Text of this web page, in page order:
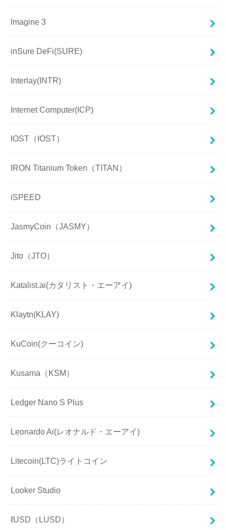
Imagine 3
inSure DeFi(SURE)
Interlay(INTR)
Internet Computer(ICP)
IOST（IOST）
IRON Titanium Token（TITAN）
iSPEED
JasmyCoin（JASMY）
Jito（JTO）
Katalist.ai(カタリスト・エーアイ)
Klaytn(KLAY)
KuCoin(クーコイン)
Kusama（KSM）
Ledger Nano S Plus
Leonardo Ai(レオナルド・エーアイ)
Litecoin(LTC)ライトコイン
Looker Studio
ℓUSD（LUSD）